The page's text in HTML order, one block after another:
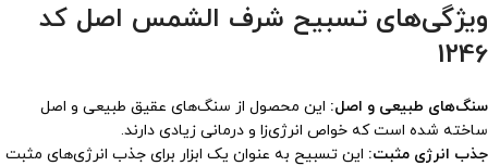
ویژگی‌های تسبیح شرف الشمس اصل کد
1246
سنگ‌های طبیعی و اصل: این محصول از سنگ‌های عقیق طبیعی و اصل
ساخته شده است که خواص انرژی‌زا و درمانی زیادی دارند.
جذب انرژی مثبت: این تسبیح به عنوان یک ابزار برای جذب انرژی‌های مثبت